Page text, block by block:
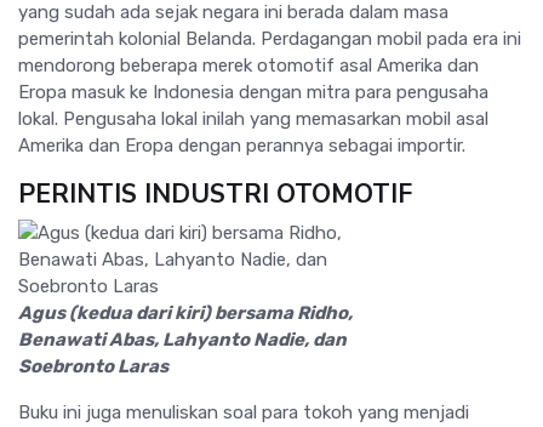
yang sudah ada sejak negara ini berada dalam masa
pemerintah kolonial Belanda. Perdagangan mobil pada era ini
mendorong beberapa merek otomotif asal Amerika dan
Eropa masuk ke Indonesia dengan mitra para pengusaha
lokal. Pengusaha lokal inilah yang memasarkan mobil asal
Amerika dan Eropa dengan perannya sebagai importir.
PERINTIS INDUSTRI OTOMOTIF
Agus (kedua dari kiri) bersama Ridho,
Benawati Abas, Lahyanto Nadie, dan
Soebronto Laras
Buku ini juga menuliskan soal para tokoh yang menjadi